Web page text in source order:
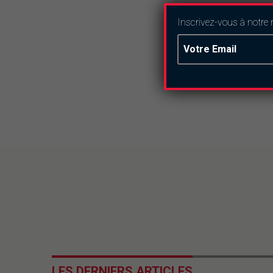
Inscrivez-vous à notre